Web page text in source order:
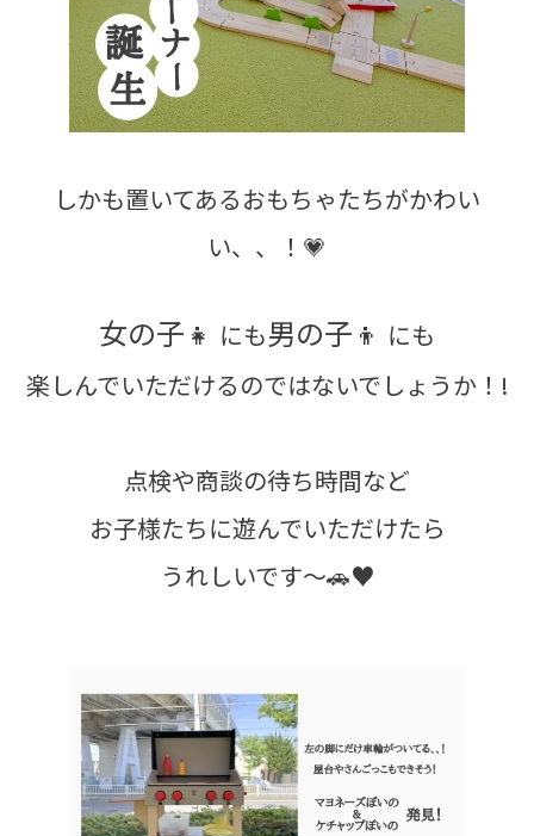
しかも置いてあるおもちゃたちがかわい
い、、！💗
女の子👧 にも男の子👦 にも
楽しんでいただけるのではないでしょうか！!
点検や商談の待ち時間など
お子様たちに遊んでいただけたら
うれしいです～🚗♥